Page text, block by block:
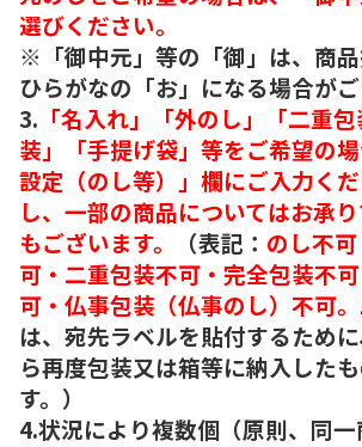
選びください。
※「御中元」等の「御」は、商
ひらがなの「お」になる場合がご
3. 「名入れ」「外のし」「二重
装」「手提げ袋」等をご希望の
設定（のし等）」欄にご入力く
し、一部の商品についてはお承
もございます。
（表記： のし不
可・二重包装不可・完全包装不
可・仏事包装（仏事のし）不可。
は、宛先ラベルを貼付するため
ら再度包装又は箱等に納入した
す。）
4.状況により複数個（原則、同